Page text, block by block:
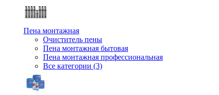
Пена монтажная
Очиститель пены
Пена монтажная бытовая
Пена монтажная профессиональная
Все категории (3)